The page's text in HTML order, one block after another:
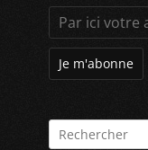
Rechercher :